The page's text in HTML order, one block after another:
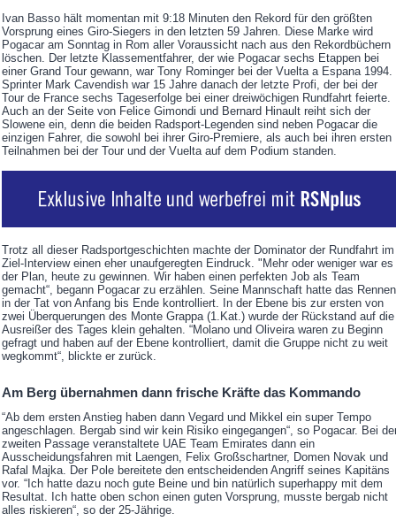
Ivan Basso hält momentan mit 9:18 Minuten den Rekord für den größten
Vorsprung eines Giro-Siegers in den letzten 59 Jahren. Diese Marke wird
Pogacar am Sonntag in Rom aller Voraussicht nach aus den Rekordbüchern
löschen. Der letzte Klassementfahrer, der wie Pogacar sechs Etappen bei
einer Grand Tour gewann, war Tony Rominger bei der Vuelta a Espana 1994.
Sprinter Mark Cavendish war 15 Jahre danach der letzte Profi, der bei der
Tour de France sechs Tageserfolge bei einer dreiwöchigen Rundfahrt feierte.
Auch an der Seite von Felice Gimondi und Bernard Hinault reiht sich der
Slowene ein, denn die beiden Radsport-Legenden sind neben Pogacar die
einzigen Fahrer, die sowohl bei ihrer Giro-Premiere, als auch bei ihren ersten
Teilnahmen bei der Tour und der Vuelta auf dem Podium standen.
Trotz all dieser Radsportgeschichten machte der Dominator der Rundfahrt im
Ziel-Interview einen eher unaufgeregten Eindruck. "Mehr oder weniger war es
der Plan, heute zu gewinnen. Wir haben einen perfekten Job als Team
gemacht“, begann Pogacar zu erzählen. Seine Mannschaft hatte das Rennen
in der Tat von Anfang bis Ende kontrolliert. In der Ebene bis zur ersten von
zwei Überquerungen des Monte Grappa (1.Kat.) wurde der Rückstand auf die
Ausreißer des Tages klein gehalten. “Molano und Oliveira waren zu Beginn
gefragt und haben auf der Ebene kontrolliert, damit die Gruppe nicht zu weit
wegkommt“, blickte er zurück.
Am Berg übernahmen dann frische Kräfte das Kommando
“Ab dem ersten Anstieg haben dann Vegard und Mikkel ein super Tempo
angeschlagen. Bergab sind wir kein Risiko eingegangen“, so Pogacar. Bei
zweiten Passage veranstaltete UAE Team Emirates dann ein
Ausscheidungsfahren mit Laengen, Felix Großschartner, Domen Novak und
Rafal Majka. Der Pole bereitete den entscheidenden Angriff seines Kapitäns
vor. “Ich hatte dazu noch gute Beine und bin natürlich superhappy mit dem
Resultat. Ich hatte oben schon einen guten Vorsprung, musste bergab nicht
alles riskieren“, so der 25-Jährige.